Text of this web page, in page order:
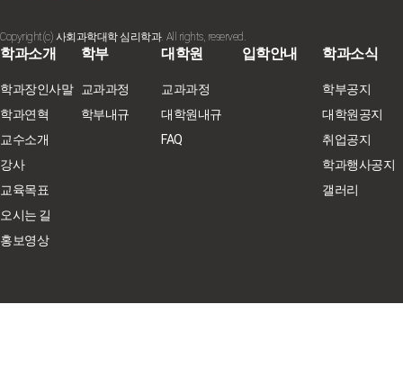
Copyright(c) 사회과학대학 심리학과. All rights, reserved.
학과소개
학과장인사말
학과연혁
교수소개
강사
교육목표
오시는 길
홍보영상
학부
교과과정
학부내규
대학원
교과과정
대학원내규
FAQ
입학안내 학과소식
학부공지
대학원공지
취업공지
학과행사공지
갤러리